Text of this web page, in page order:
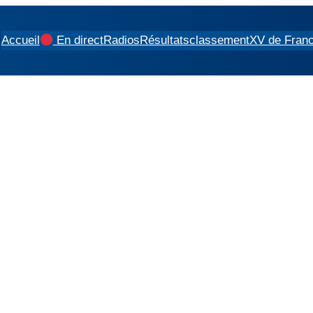
Accueil En directRadiosRésultatsclassementXV de